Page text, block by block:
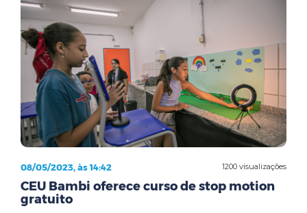
1200 visualizações
08/05/2023, às 14:42
CEU Bambi oferece curso de stop motion
gratuito